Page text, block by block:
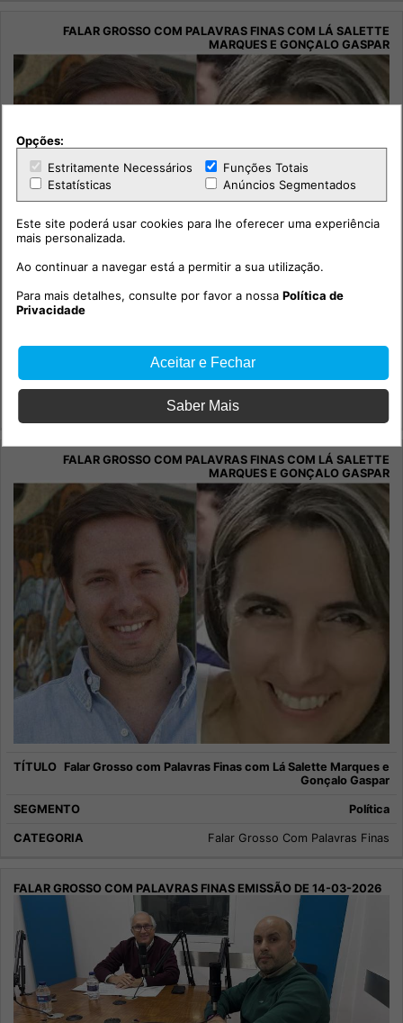
Gonçalo Gaspar
Política
Falar Grosso Com Palavras Finas
Falar Grosso com Palavras Finas com Lá Salette Marques e
Gonçalo Gaspar
Política
Falar Grosso Com Palavras Finas
Opções:
Estritamente Necessários
Funções Totais
Estatísticas
Anúncios Segmentados
Este site poderá usar cookies para lhe oferecer uma experiência
mais personalizada.
Ao continuar a navegar está a permitir a sua utilização.
Para mais detalhes, consulte por favor a nossaPolítica de
Privacidade
Aceitar e Fechar
Saber Mais